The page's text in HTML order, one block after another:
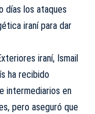
días los ataques
iraní para dar
iraní, Ismail
ha recibido
intermediarios en
pero aseguró que